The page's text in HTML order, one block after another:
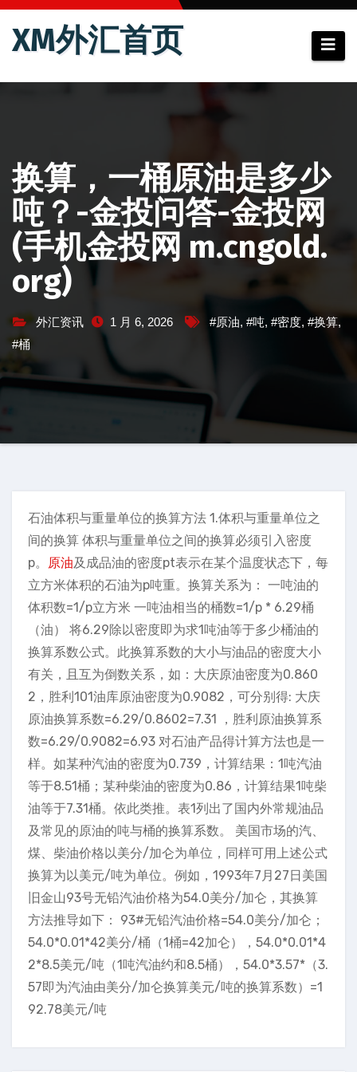
跳
XM外汇首页
换算，一桶原油是多少
吨？-金投问答-金投网
(手机金投网 m.cngold.
org)
外汇资讯 1 月 6, 2026 #原油, #吨, #密度, #换算,
#桶
石油体积与重量单位的换算方法 1.体积与重量单位之
间的换算 体积与重量单位之间的换算必须引入密度
p。 原油及成品油的密度pt表示在某个温度状态下，每
立方米体积的石油为p吨重。换算关系为： 一吨油的
体积数=1/p立方米 一吨油相当的桶数=1/p * 6.29桶
（油） 将6.29除以密度即为求1吨油等于多少桶油的
换算系数公式。此换算系数的大小与油品的密度大小
有关，且互为倒数关系，如：大庆原油密度为0.860
2，胜利101油库原油密度为0.9082，可分别得: 大庆
原油换算系数=6.29/0.8602=7.31 ，胜利原油换算系
数=6.29/0.9082=6.93 对石油产品得计算方法也是一
样。如某种汽油的密度为0.739，计算结果：1吨汽油
等于8.51桶；某种柴油的密度为0.86，计算结果1吨柴
油等于7.31桶。依此类推。表1列出了国内外常规油品
及常见的原油的吨与桶的换算系数。 美国市场的汽、
煤、柴油价格以美分/加仑为单位，同样可用上述公式
换算为以美元/吨为单位。例如，1993年7月27日美国
旧金山93号无铅汽油价格为54.0美分/加仑，其换算
方法推导如下： 93#无铅汽油价格=54.0美分/加仑；
54.0*0.01*42美分/桶（1桶=42加仑），54.0*0.01*4
2*8.5美元/吨（1吨汽油约和8.5桶），54.0*3.57*（3.
57即为汽油由美分/加仑换算美元/吨的换算系数）=1
92.78美元/吨